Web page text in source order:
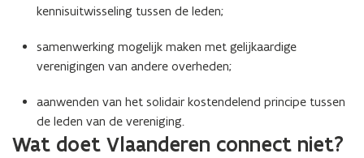
kennisuitwisseling tussen de leden;
samenwerking mogelijk maken met gelijkaardige
verenigingen van andere overheden;
aanwenden van het solidair kostendelend principe tussen
de leden van de vereniging.
Wat doet Vlaanderen connect niet?